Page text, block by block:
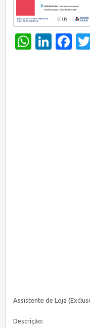
Assistente de Loja
Descrição: